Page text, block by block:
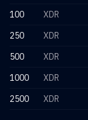
100
XDR
250
XDR
500
XDR
1000
XDR
2500
XDR